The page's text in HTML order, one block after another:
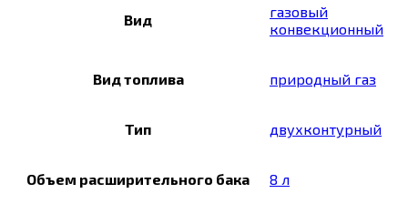
Вид
газовый
конвекционный
Вид топлива природный газ
Тип двухконтурный
Объем расширительного бака 8 л